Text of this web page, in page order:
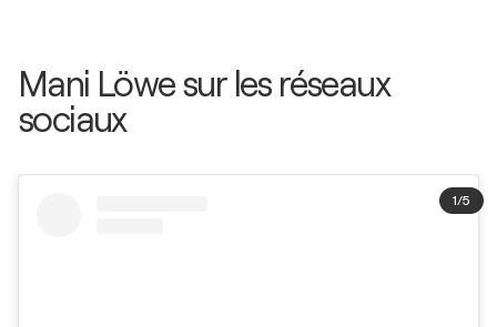
Mani Löwe sur les réseaux
sociaux
1/5